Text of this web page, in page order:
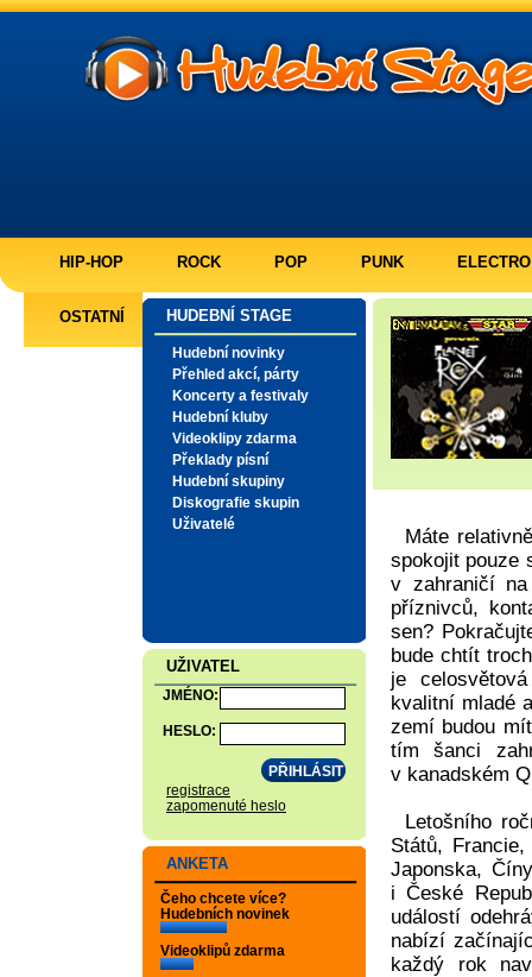
HIP-HOP ROCK POP PUNK ELECTRO
OSTATNÍ HUDEBNÍ STAGE
Hudební novinky
Přehled akcí, párty
Koncerty a festivaly
Hudební kluby
Videoklipy zdarma
Překlady písní
Hudební skupiny
Diskografie skupin
Uživatelé
UŽIVATEL
JMÉNO:
HESLO:
registrace
zapomenuté heslo
ANKETA
Čeho chcete více?
Hudebních novinek
Videoklipů zdarma
Máte
spokojit pouze
v zahraničí
příznivců,
sen?
bude chtít
je
kvalitní mladé
zemí budou
tím šanci
v kanadském
Letošního
Států,
Japonska,
i České
událostí
nabízí
každý rok